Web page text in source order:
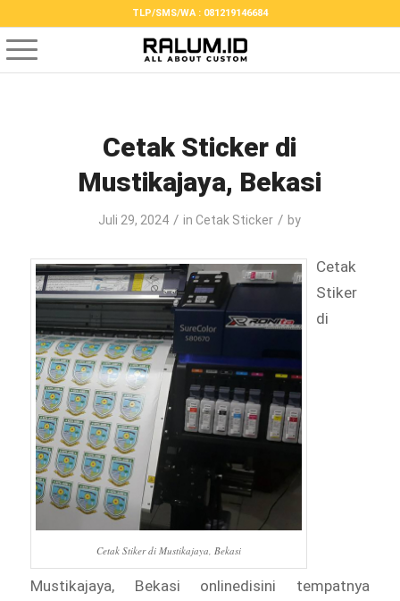
TLP/SMS/WA : 081219146684
Cetak Sticker di
Mustikajaya, Bekasi
Juli 29, 2024 / inCetak Sticker / by
Cetak Stiker di Mustikajaya, Bekasi
Cetak
Stiker
di
Mustikajaya, Bekasi onlinedisini tempatnya